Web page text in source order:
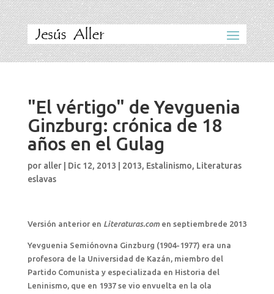
"El vértigo" de Yevguenia
Ginzburg: crónica de 18
años en el Gulag
por aller| Dic 12, 2013 2013, Estalinismo, Literaturas
eslavas
Versión anterior en Literaturas.com en septiembrede 2013
Yevguenia Semiónovna Ginzburg (1904-1977) era una
profesora de la Universidad de Kazán, miembro del
Partido Comunista y especializada en Historia del
Leninismo, que en 1937 se vio envuelta en la ola